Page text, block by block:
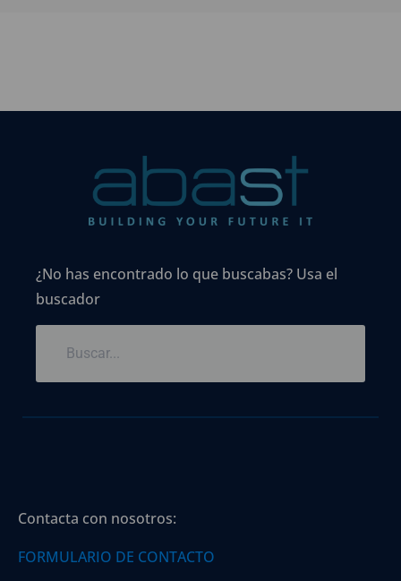
¿No has encontrado lo que buscabas? Usa el
buscador
Contacta con nosotros:
FORMULARIO DE CONTACTO